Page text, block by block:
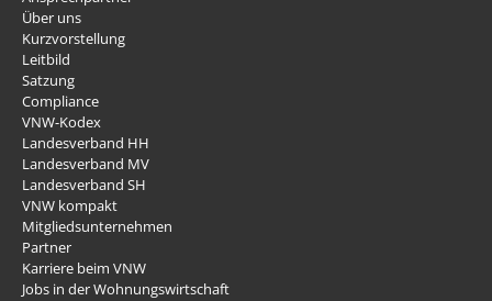
Über uns
Kurzvorstellung
Leitbild
Satzung
Compliance
VNW-Kodex
Landesverband HH
Landesverband MV
Landesverband SH
VNW kompakt
Mitgliedsunternehmen
Partner
Karriere beim VNW
Jobs in der Wohnungswirtschaft